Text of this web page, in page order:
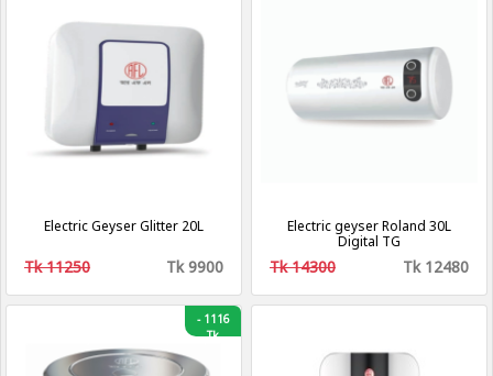
Electric Geyser Glitter 20L
Tk 11250 Tk 9900
Electric geyser Roland 30L
Digital TG
Tk 14300 Tk 12480
-1116
Tk